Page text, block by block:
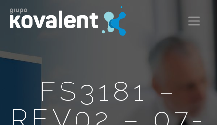
FS3181 –
REV02 – 07-